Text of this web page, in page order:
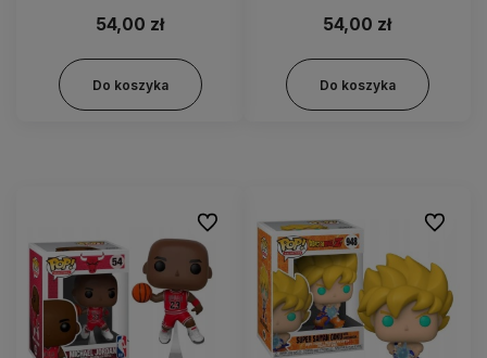
54,00 zł
Do koszyka
54,00 zł
Do koszyka
Do ulubionych Do